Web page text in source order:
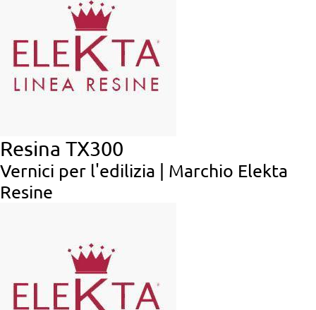
Resina TX300
Vernici per l'edilizia | Marchio Elekta
Resine